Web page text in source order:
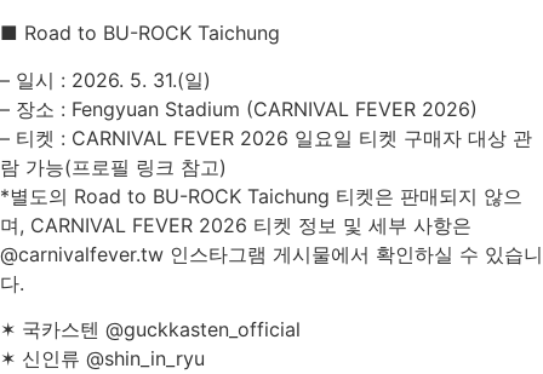
■ Road to BU-ROCK Taichung
– 일시 : 2026. 5. 31.(일)
– 장소 : Fengyuan Stadium (CARNIVAL FEVER 2026)
– 티켓 : CARNIVAL FEVER 2026 일요일 티켓 구매자 대상 관
람 가능(프로필 링크 참고)
*별도의 Road to BU-ROCK Taichung 티켓은 판매되지 않으
며, CARNIVAL FEVER 2026 티켓 정보 및 세부 사항은
@carnivalfever.tw 인스타그램 게시물에서 확인하실 수 있습니
다.
✶ 국카스텐 @guckkasten_official
✶ 신인류 @shin_in_ryu